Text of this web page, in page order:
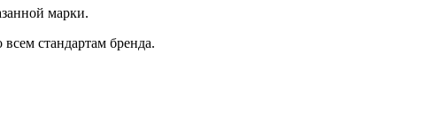
марки.
стандартам бренда.